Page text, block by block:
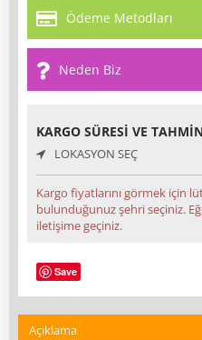
Ödeme Metodları
Neden Biz
KARGO SÜRESI VE
LOKASYON SEÇ
Kargo fiyatlarını görmek için
bulunduğunuz şehri seçiniz.
iletişime geçiniz.
Save
Açıklama